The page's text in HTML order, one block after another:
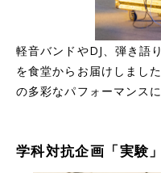
軽音バンドやDJ、弾き語
を食堂からお届けしまし
の多彩なパフォーマンス
学科対抗企画「実験」